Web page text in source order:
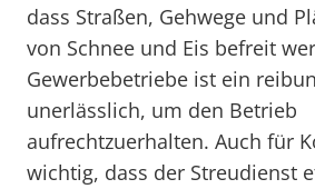
dass Straßen, Gehwege und
von Schnee und Eis befreit
Gewerbebetriebe ist ein
unerlässlich, um den Betrieb
aufrechtzuerhalten. Auch für
wichtig, dass der Streudienst